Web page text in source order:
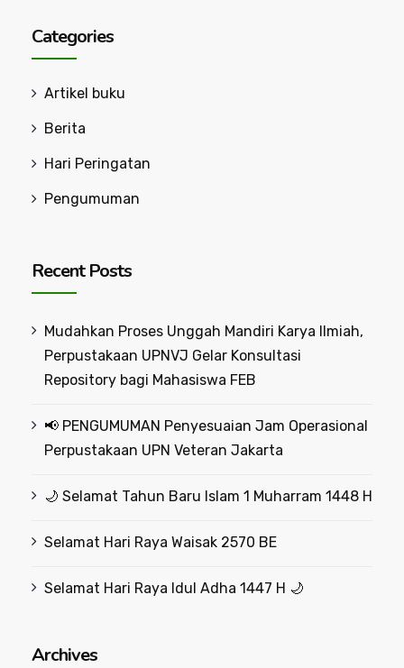
Categories
Artikel buku
Berita
Hari Peringatan
Pengumuman
Recent Posts
Mudahkan Proses Unggah Mandiri Karya Ilmiah,
Perpustakaan UPNVJ Gelar Konsultasi
Repository bagi Mahasiswa FEB
📢 PENGUMUMAN Penyesuaian Jam Operasional
Perpustakaan UPN Veteran Jakarta
🌙 Selamat Tahun Baru Islam 1 Muharram 1448 H
Selamat Hari Raya Waisak 2570 BE
Selamat Hari Raya Idul Adha 1447 H 🌙
Archives